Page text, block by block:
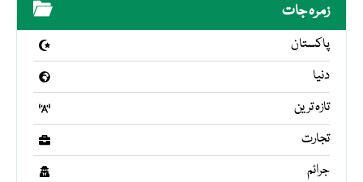
زمرہ جات
پاکستان
دنیا
تازہ ترین
تجارت
جرائم